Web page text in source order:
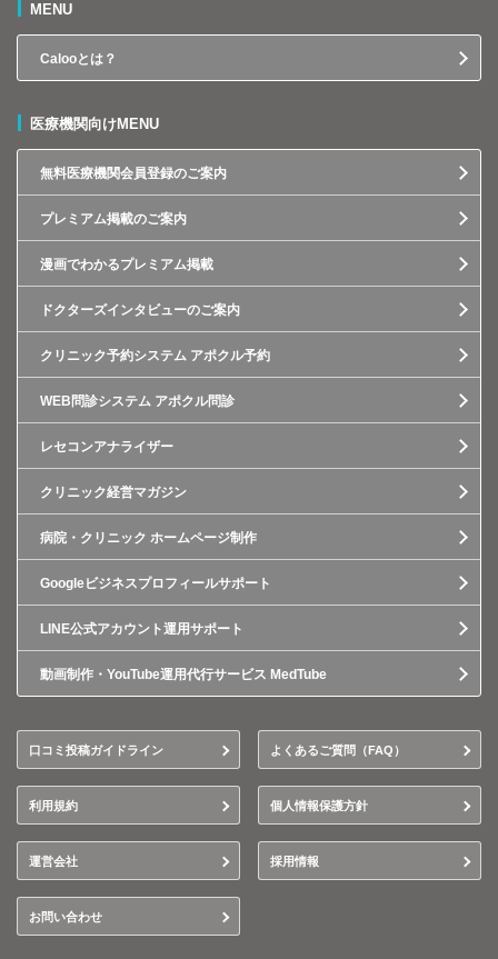
MENU
Calooとは？
医療機関向けMENU
無料医療機関会員登録のご案内
プレミアム掲載のご案内
漫画でわかるプレミアム掲載
ドクターズインタビューのご案内
クリニック予約システム アポクル予約
WEB問診システム アポクル問診
レセコンアナライザー
クリニック経営マガジン
病院・クリニック ホームページ制作
Googleビジネスプロフィールサポート
LINE公式アカウント運用サポート
動画制作・YouTube運用代行サービス MedTube
口コミ投稿ガイドライン よくあるご質問（FAQ）
利用規約 個人情報保護方針
運営会社 採用情報
お問い合わせ